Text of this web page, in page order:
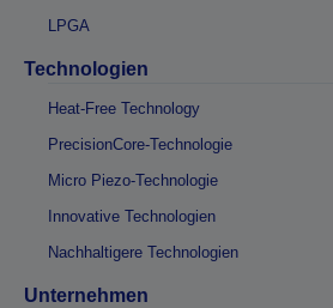
LPGA
Technologien
Heat-Free Technology
PrecisionCore-Technologie
Micro Piezo-Technologie
Innovative Technologien
Nachhaltigere Technologien
Unternehmen